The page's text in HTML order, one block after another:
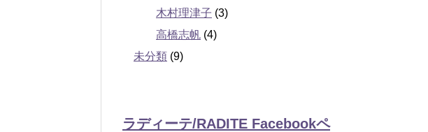
木村理津子 (3)
高橋志帆 (4)
未分類 (9)
ラディーテ/RADITE Facebookペ